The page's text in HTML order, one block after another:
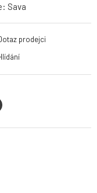
Sava
prodejci